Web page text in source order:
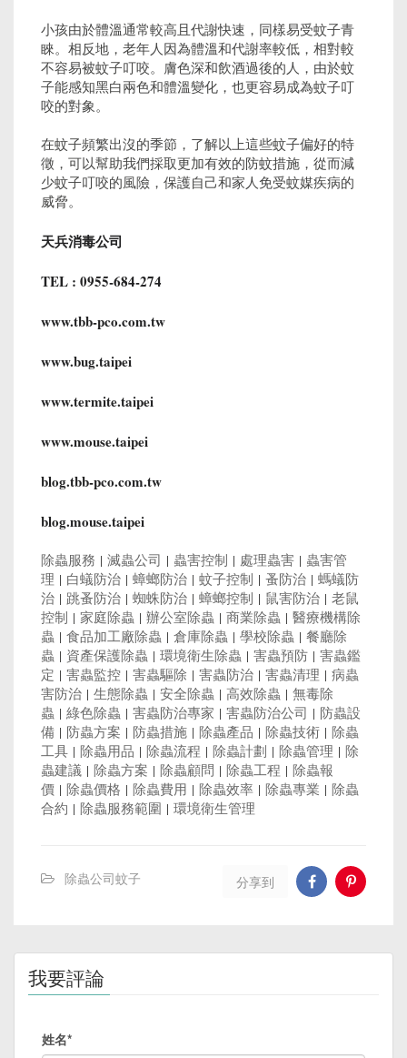
小孩由於體溫通常較高且代謝快速，同樣易受蚊子青
睞。相反地，老年人因為體溫和代謝率較低，相對較
不容易被蚊子叮咬。膚色深和飲酒過後的人，由於蚊
子能感知黑白兩色和體溫變化，也更容易成為蚊子叮
咬的對象。
在蚊子頻繁出沒的季節，了解以上這些蚊子偏好的特
徵，可以幫助我們採取更加有效的防蚊措施，從而減
少蚊子叮咬的風險，保護自己和家人免受蚊媒疾病的
威脅。
天兵消毒公司
TEL : 0955-684-274
www.tbb-pco.com.tw
www.bug.taipei
www.termite.taipei
www.mouse.taipei
blog.tbb-pco.com.tw
blog.mouse.taipei
除蟲服務 | 滅蟲公司 | 蟲害控制 | 處理蟲害 | 蟲害管
理 | 白蟻防治 | 蟑螂防治 | 蚊子控制 | 蚤防治 | 螞蟻防
治 | 跳蚤防治 | 蜘蛛防治 | 蟑螂控制 | 鼠害防治 | 老鼠
控制 | 家庭除蟲 | 辦公室除蟲 | 商業除蟲 | 醫療機構除
蟲 | 食品加工廠除蟲 | 倉庫除蟲 | 學校除蟲 | 餐廳除
蟲 | 資產保護除蟲 | 環境衛生除蟲 | 害蟲預防 | 害蟲鑑
定 | 害蟲監控 | 害蟲驅除 | 害蟲防治 | 害蟲清理 | 病蟲
害防治 | 生態除蟲 | 安全除蟲 | 高效除蟲 | 無毒除
蟲 | 綠色除蟲 | 害蟲防治專家 | 害蟲防治公司 | 防蟲設
備 | 防蟲方案 | 防蟲措施 | 除蟲產品 | 除蟲技術 | 除蟲
工具 | 除蟲用品 | 除蟲流程 | 除蟲計劃 | 除蟲管理 | 除
蟲建議 | 除蟲方案 | 除蟲顧問 | 除蟲工程 | 除蟲報
價 | 除蟲價格 | 除蟲費用 | 除蟲效率 | 除蟲專業 | 除蟲
合約 | 除蟲服務範圍 | 環境衛生管理
除蟲公司蚊子 分享到
我要評論
姓名*